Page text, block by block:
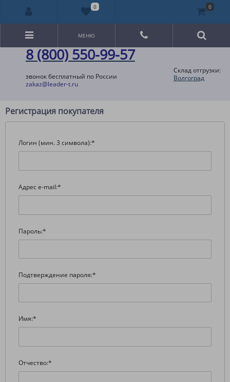
8 (800) 550-99-57
звонок бесплатный по России
zakaz@leader-t.ru
Склад отгрузки:
Волгоград
МЕНЮ
Регистрация покупателя
Логин (мин. 3 символа):*
Адрес e-mail:*
Пароль:*
Подтверждение пароля:*
Имя:*
Отчество:*
0 0